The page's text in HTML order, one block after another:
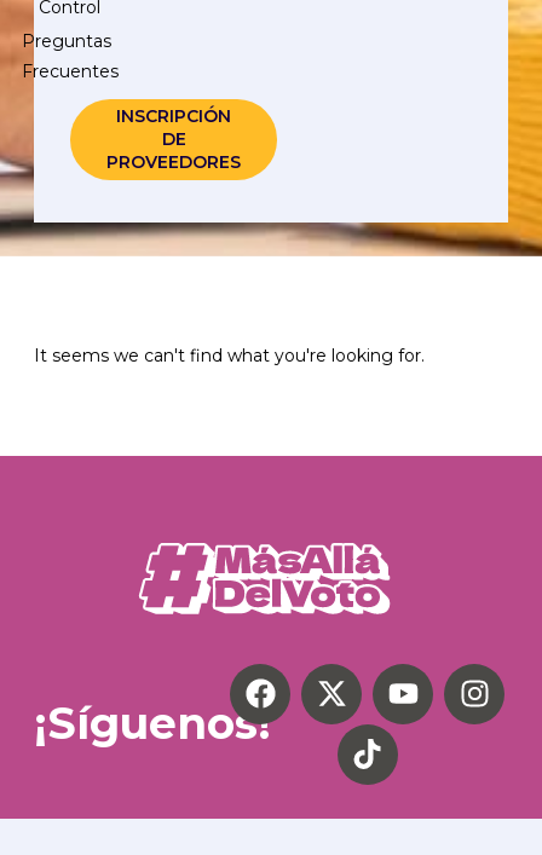
Control
Preguntas
Frecuentes
INSCRIPCIÓN
DE
PROVEEDORES
It seems we can't find what you're looking for.
¡Síguenos!